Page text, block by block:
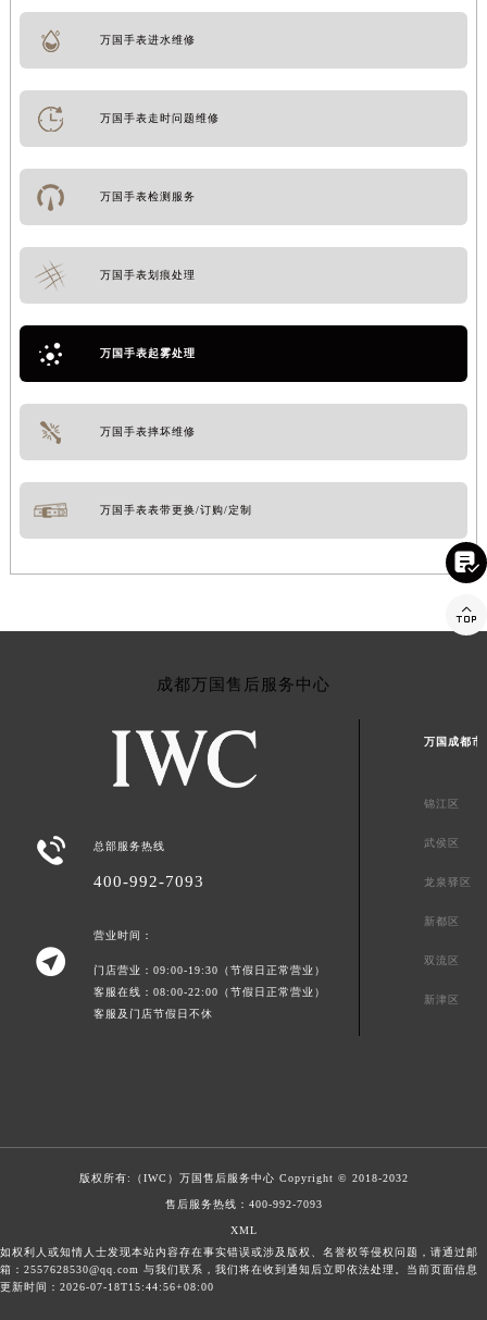
万国手表进水维修
万国手表走时问题维修
万国手表检测服务
万国手表划痕处理
万国手表起雾处理
万国手表摔坏维修
万国手表表带更换/订购/定制
成都万国售后服务中心
 总部服务热线
400-992-7093

营业时间：
门店营业：09:00-19:30（节假日正常营业）
客服在线：08:00-22:00（节假日正常营业）
客服及门店节假日不休
万国成都市
锦江区
武侯区
龙泉驿区
新都区
双流区
新津区
版权所有:（IWC） 万国售后服务中心 Copyright © 2018-2032
售后服务热线： 400-992-7093
XML
如权利人或知情人士发现本站内容存在事实错误或涉及版权、名誉权等侵权问题，请通过邮
箱：2557628530@qq.com 与我们联系，我们将在收到通知后立即依法处理。当前页面信息
更新时间：2026-07-18T15:44:56+08:00

